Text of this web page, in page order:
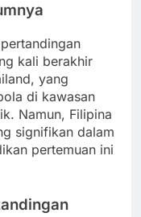
kali berakhir
yang
di kawasan
Namun, Filipina
signifikan dalam
pertemuan ini